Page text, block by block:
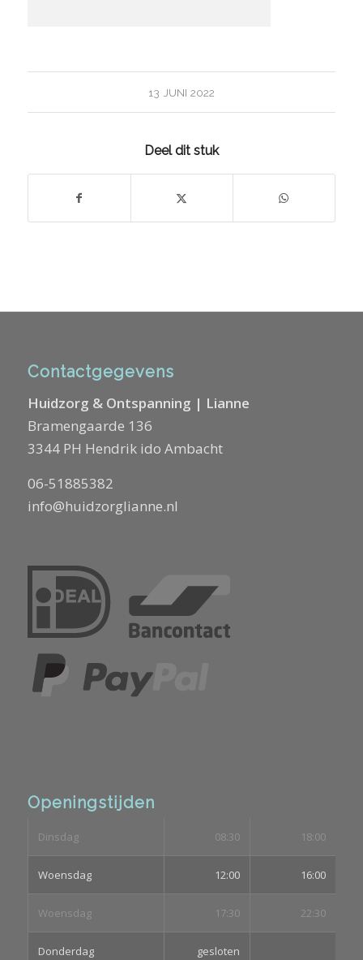
13 JUNI 2022
Deel dit stuk
Contactgegevens
Huidzorg & Ontspanning | Lianne
Bramengaarde 136
3344 PH Hendrik ido Ambacht
06-51885382
info@huidzorglianne.nl
Openingstijden
Dinsdag 08:30 18:00
Woensdag 12:00 16:00
Woensdag 17:30 22:30
Donderdag gesloten